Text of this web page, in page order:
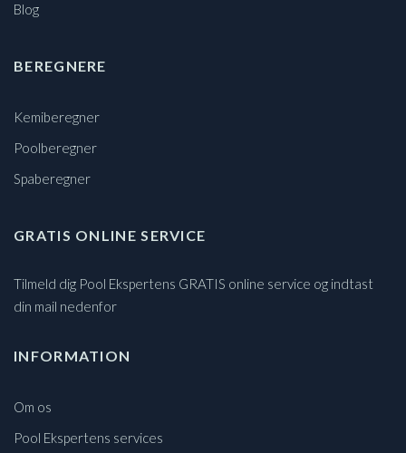
Blog
BEREGNERE
Kemiberegner
Poolberegner
Spaberegner
GRATIS ONLINE SERVICE
Tilmeld dig Pool Ekspertens GRATIS online service og indtast
din mail nedenfor
INFORMATION
Om os
Pool Ekspertens services